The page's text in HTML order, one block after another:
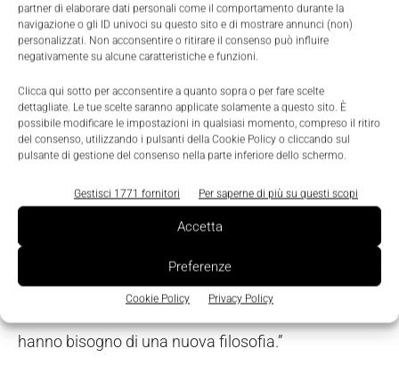
partner di elaborare dati personali come il comportamento durante la
navigazione o gli ID univoci su questo sito e di mostrare annunci (non)
personalizzati. Non acconsentire o ritirare il consenso può influire
negativamente su alcune caratteristiche e funzioni.
Clicca qui sotto per acconsentire a quanto sopra o per fare scelte
dettagliate. Le tue scelte saranno applicate solamente a questo sito. È
possibile modificare le impostazioni in qualsiasi momento, compreso il ritiro
del consenso, utilizzando i pulsanti della Cookie Policy o cliccando sul
pulsante di gestione del consenso nella parte inferiore dello schermo.
Gestisci 1771 fornitori Per saperne di più su questi scopi
Accetta
Preferenze
Cookie Policy Privacy Policy
di come l’uomo interagisce con le cose e con
l'ambiente, siafondamentale per lo sviluppo di una
nuova generazione di robot
operare con successo in situazioni complesse, ma
soprattutto di collaborare in modo sicuro ed efficace
con l’uomo.”
“Le metriche tradizionali utilizzate dai ricercatori
negli ultimi venti anni per valutare la
manipolazione robotica non sono sufficienti -
Matteo Bianchi, ricercatore del Centro di
Piaggio e del Dipartimento dell’Ingegneria
hanno bisogno di una nuova filosofia.”